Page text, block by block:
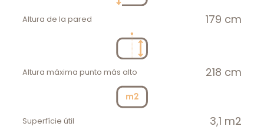
Altura de la pared 179 cm
Altura máxima punto más alto 218 cm
Superfície útil 3,1 m2